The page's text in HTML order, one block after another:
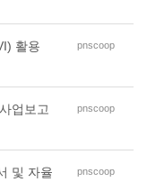
활용
pnscoop
업보고
pnscoop
및 자율
pnscoop